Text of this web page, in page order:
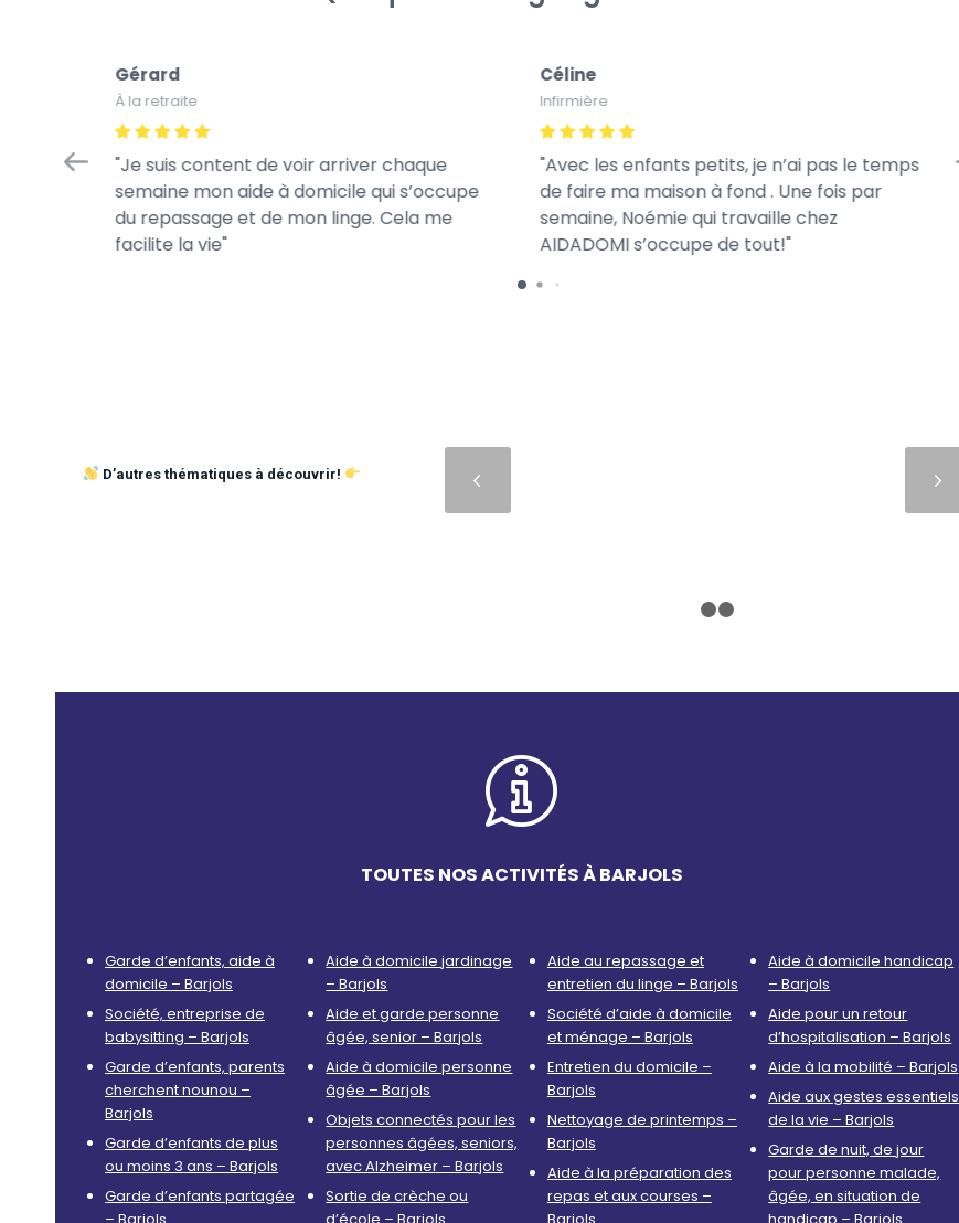
Gérard
À la retraite
Je suis content de voir arriver chaque
semaine mon aide à domicile qui s’occupe
du repassage et de mon linge. Cela me
facilite la vie
Céline
Infirmière
Avec les enfants petits, je n’ai pas le temps
de faire ma maison à fond . Une fois par
semaine, Noémie qui travaille chez
AIDADOMI s’occupe de tout!
D’autres thématiques à découvrir!
Précédent
TOUTES NOS ACTIVITÉS À BARJOLS
Garde d’enfants, aide à
domicile – Barjols
Société, entreprise de
babysitting – Barjols
Garde d’enfants, parents
cherchent nounou –
Barjols
Garde d’enfants de plus
ou moins 3 ans – Barjols
Garde d’enfants partagée
Aide à domicile jardinage
– Barjols
Aide et garde personne
âgée, senior – Barjols
Aide à domicile personne
âgée – Barjols
Objets connectés pour les
personnes âgées, seniors,
avec Alzheimer – Barjols
Sortie de crèche ou
Aide au repassage et
entretien du linge – Barjols
Société d’aide à domicile
et ménage – Barjols
Entretien du domicile –
Barjols
Nettoyage de printemps –
Barjols
Aide à la préparation des
repas et aux courses –
Aide à domicile handicap
– Barjols
Aide pour un retour
d’hospitalisation – Barjols
Aide à la mobilité – Barjols
Aide aux gestes essentiels
de la vie – Barjols
Garde de nuit, de jour
pour personne malade,
âgée, en situation de